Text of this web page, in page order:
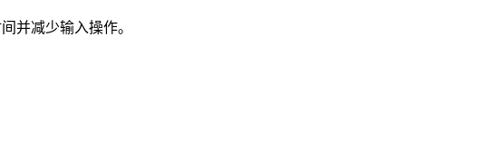
并减少输入操作。